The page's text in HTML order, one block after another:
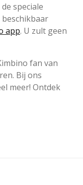
speciale
app. U zult geen
fan van
Bij ons
meer! Ontdek